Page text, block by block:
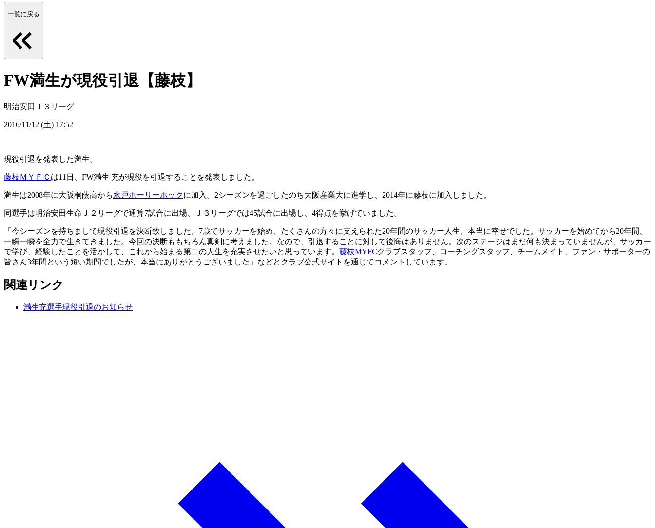
一覧に戻る
FW満生が現役引退【藤枝】
明治安田Ｊ３リーグ
2016/11/12 (土) 17:52
現役引退を発表した満生。
藤枝ＭＹＦＣ は11日、FW満生 充が現役を引退することを発表しました。
満生は2008年に大阪桐蔭高から水戸ホーリーホックに加入。2シーズンを過ごしたのち大阪産業大に進学し、2014年に藤枝に加入しました。
同選手は明治安田生命Ｊ２リーグで通算7試合に出場、Ｊ３リーグでは45試合に出場し、4得点を挙げていました。
「今シーズンを持ちまして現役引退を決断致しました。7歳でサッカーを始め、たくさんの方々に支えられた20年間のサッカー人生。本当に幸せでした。サッカーを始めてから20年間、
一瞬一瞬を全力で生きてきました。今回の決断ももちろん真剣に考えました。なので、引退することに対して後悔はありません。次のステージはまだ何も決まっていませんが、サッカー
で学び、経験したことを活かして、これから始まる第二の人生を充実させたいと思っています。 藤枝MYFCクラブスタッフ、コーチングスタッフ、チームメイト、ファン・サポーターの
皆さん3年間という短い期間でしたが、本当にありがとうございました」などとクラブ公式サイトを通じてコメントしています。
関連リンク
満生充選手現役引退のお知らせ